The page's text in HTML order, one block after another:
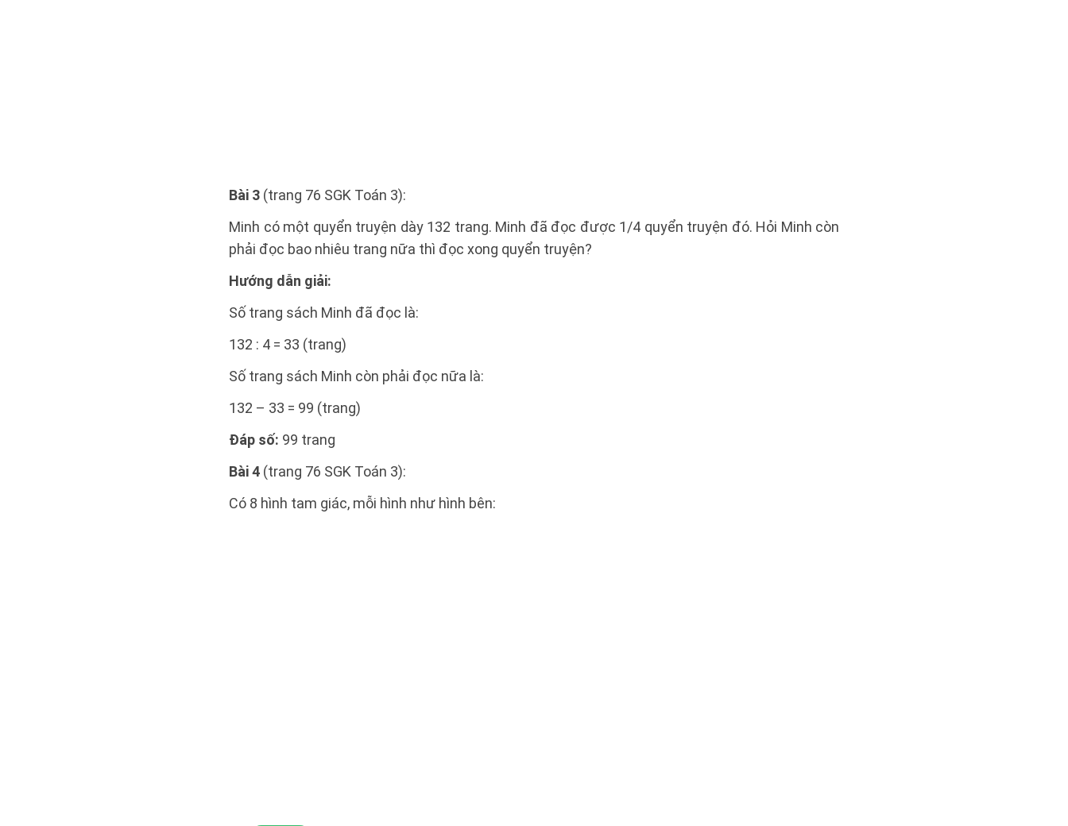
Bài 3 (trang 76 SGK Toán 3):
Minh có một quyển truyện dày 132 trang. Minh đã đọc được 1/4 quyển truyện đó. Hỏi Minh còn
phải đọc bao nhiêu trang nữa thì đọc xong quyển truyện?
Hướng dẫn giải:
Số trang sách Minh đã đọc là:
132 : 4 = 33 (trang)
Số trang sách Minh còn phải đọc nữa là:
132 – 33 = 99 (trang)
Đáp số: 99 trang
Bài 4 (trang 76 SGK Toán 3):
Có 8 hình tam giác, mỗi hình như hình bên: